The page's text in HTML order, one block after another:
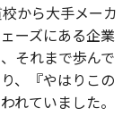
から大手メーカ
ーズにある企業
それまで歩んで
、『やはりこの
れていました。